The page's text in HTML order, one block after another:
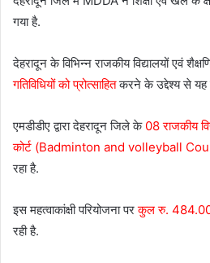
गया है.
देहरादून के विभिन्न राजकीय विद्यालयों एवं
गतिविधियों को प्रोत्साहितकरने के उद्देश्य से यह
एमडीडीए द्वारा देहरादून जिले के08 राजकीय
कोर्ट (Badminton and volleyball
रहा है.
इस महत्वाकांक्षी परियोजना परकुल रु. 484.00
रही है.